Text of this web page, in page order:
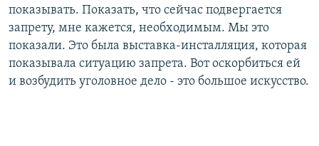
показывать. Показать, что сейчас подвергается
запрету, мне кажется, необходимым. Мы это
показали. Это была выставка-инсталляция, которая
показывала ситуацию запрета. Вот оскорбиться ей
и возбудить уголовное дело - это большое искусство.